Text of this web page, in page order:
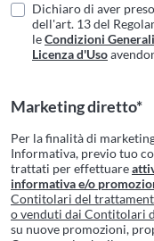
Dichiaro di aver
dell'art. 13 del
leCondizioni Generali
Licenza d'Uso
Marketing diretto*
Per la finalità di
Informativa, previo tuo
trattati per effettuare
informativa e/o
Contitolari del
o venduti dai Contitolari
su nuove promozioni,